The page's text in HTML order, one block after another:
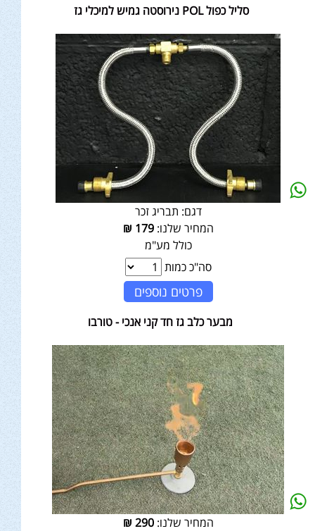
סליל כפול POL נירוסטה גמיש למיכלי גז
דגם: תבריג זכר
המחיר שלנו:179
₪
כולל מע"מ
סה"כ כמות
פרטים נוספים
מבער כלב גז חד קני אנכי - טורבו
המחיר שלנו:290
₪